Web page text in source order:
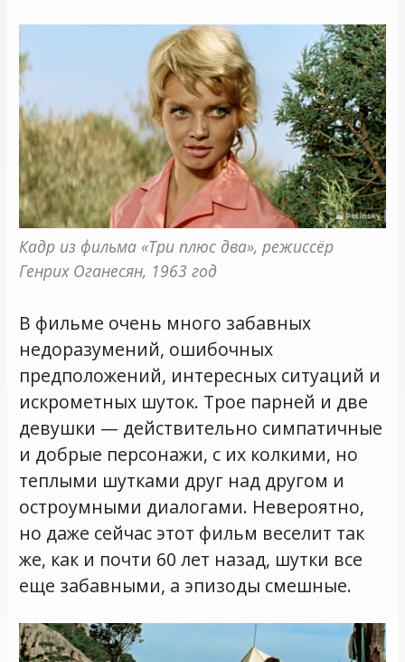
Кадр из фильма «Три плюс два», режиссёр
Генрих Оганесян, 1963 год
В фильме очень много забавных
недоразумений, ошибочных
предположений, интересных ситуаций и
искрометных шуток. Трое парней и две
девушки — действительно симпатичные
и добрые персонажи, с их колкими, но
теплыми шутками друг над другом и
остроумными диалогами. Невероятно,
но даже сейчас этот фильм веселит так
же, как и почти 60 лет назад, шутки все
еще забавными, а эпизоды смешные.